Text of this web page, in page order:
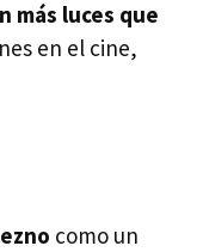
más luces que
en el cine,
como un